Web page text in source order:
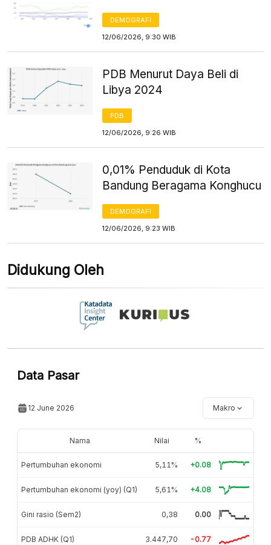
DEMOGRAFI
12/06/2026, 9:30 WIB
PDB Menurut Daya Beli di
Libya 2024
PDB
12/06/2026, 9:26 WIB
0,01% Penduduk di Kota
Bandung Beragama Konghucu
DEMOGRAFI
12/06/2026, 9:23 WIB
Didukung Oleh
Data Pasar
12 June 2026 Makro
Nama Nilai %
Pertumbuhan ekonomi 5,11% +0.08
Pertumbuhan ekonomi (yoy) (Q1) 5,61% +4.08
Gini rasio (Sem2) 0,38 0.00
PDB ADHK (Q1) 3.447,70 -0.77